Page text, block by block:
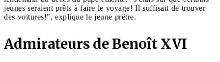
jeunes seraient prêts à faire le voyage! Il suffisait de trouver
des voitures!", explique le jeune prêtre.
Admirateurs de Benoît XVI